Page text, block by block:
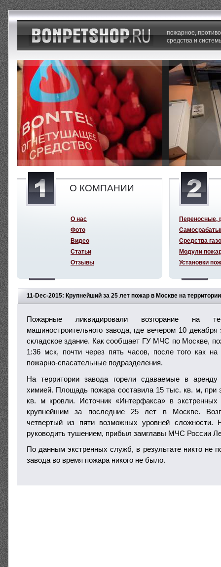
11-Dec-2015: Крупнейший за 25 лет пожар в Москве на
Пожарные ликвидировали возгорание на
машиностроительного завода, где вечером 10 декабря
складское здание. Как сообщает ГУ МЧС по Москве,
1:36 мск, почти через пять часов, после того как
пожарно-спасательные подразделения.
​На территории завода горели сдаваемые в
химией. Площадь пожара составила 15 тыс. кв. м, при
кв. м кровли. Источник «Интерфакса» в
крупнейшим за последние 25 лет в Москве.
четвертый из пяти возможных уровней
руководить тушением, прибыл замглавы МЧС России
По данным экстренных служб, в результате никто не
завода во время пожара никого не было.
пожарное,
средства и
О КОМПАНИИ
О нас
Фото
Видео
Статьи
Отзывы
Переносные,
Средства
Модули
Установки